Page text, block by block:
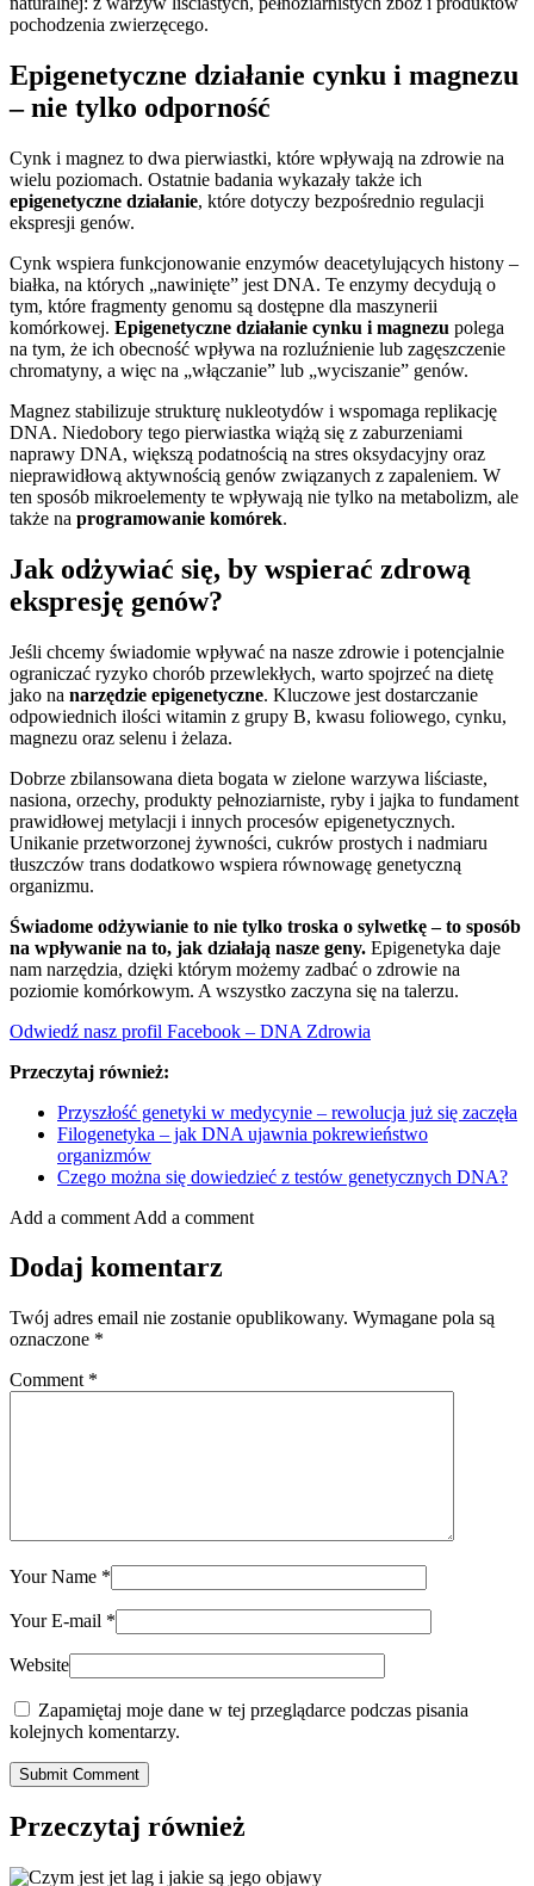
pochodzenia zwierzęcego.
Epigenetyczne działanie cynku i magnezu
– nie tylko odporność
Cynk i magnez to dwa pierwiastki, które wpływają na zdrowie na
wielu poziomach. Ostatnie badania wykazały także ich
epigenetyczne działanie, które dotyczy bezpośrednio regulacji
ekspresji genów.
Cynk wspiera funkcjonowanie enzymów deacetylujących histony –
białka, na których „nawinięte” jest DNA. Te enzymy decydują o
tym, które fragmenty genomu są dostępne dla maszynerii
komórkowej. Epigenetyczne działanie cynku i magnezu polega
na tym, że ich obecność wpływa na rozluźnienie lub zagęszczenie
chromatyny, a więc na „włączanie” lub „wyciszanie” genów.
Magnez stabilizuje strukturę nukleotydów i wspomaga replikację
DNA. Niedobory tego pierwiastka wiążą się z zaburzeniami
naprawy DNA, większą podatnością na stres oksydacyjny oraz
nieprawidłową aktywnością genów związanych z zapaleniem. W
ten sposób mikroelementy te wpływają nie tylko na metabolizm, ale
także na programowanie komórek.
Jak odżywiać się, by wspierać zdrową
ekspresję genów?
Jeśli chcemy świadomie wpływać na nasze zdrowie i potencjalnie
ograniczać ryzyko chorób przewlekłych, warto spojrzeć na dietę
jako na narzędzie epigenetyczne. Kluczowe jest dostarczanie
odpowiednich ilości witamin z grupy B, kwasu foliowego, cynku,
magnezu oraz selenu i żelaza.
Dobrze zbilansowana dieta bogata w zielone warzywa liściaste,
nasiona, orzechy, produkty pełnoziarniste, ryby i jajka to fundament
prawidłowej metylacji i innych procesów epigenetycznych.
Unikanie przetworzonej żywności, cukrów prostych i nadmiaru
tłuszczów trans dodatkowo wspiera równowagę genetyczną
organizmu.
Świadome odżywianie to nie tylko troska o sylwetkę – to sposób
na wpływanie na to, jak działają nasze geny. Epigenetyka daje
nam narzędzia, dzięki którym możemy zadbać o zdrowie na
poziomie komórkowym. A wszystko zaczyna się na talerzu.
Odwiedź nasz profil Facebook – DNA Zdrowia
Przeczytaj również:
Przyszłość genetyki w medycynie – rewolucja już się zaczęła
Filogenetyka – jak DNA ujawnia pokrewieństwo
organizmów
Czego można się dowiedzieć z testów genetycznych DNA?
Add a comment Add a comment
Dodaj komentarz
Twój adres email nie zostanie opublikowany. Wymagane pola są
oznaczone *
Comment *
Your Name *
Your E-mail *
Website
Zapamiętaj moje dane w tej przeglądarce podczas pisania
kolejnych komentarzy.
Submit Comment
Przeczytaj również